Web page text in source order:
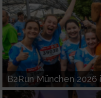
B2Run München